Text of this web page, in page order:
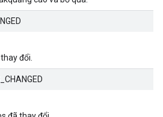
đổi.